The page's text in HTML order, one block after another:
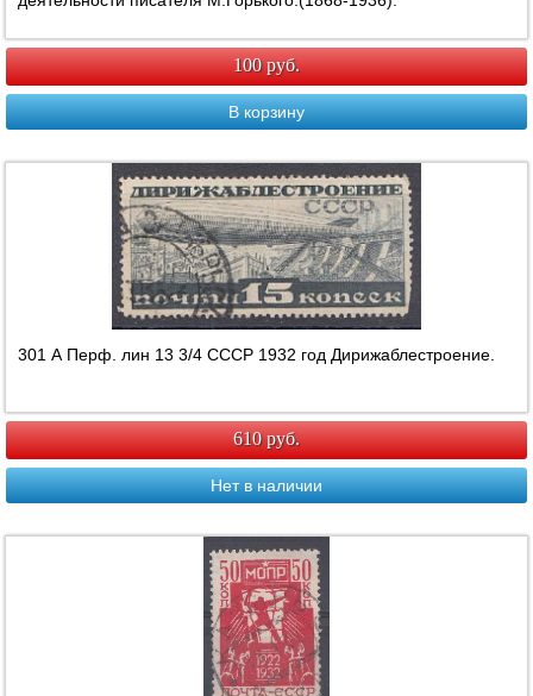
100 руб.
В корзину
301 А Перф. лин 13 3/4 СССР 1932 год Дирижаблестроение.
610 руб.
Нет в наличии